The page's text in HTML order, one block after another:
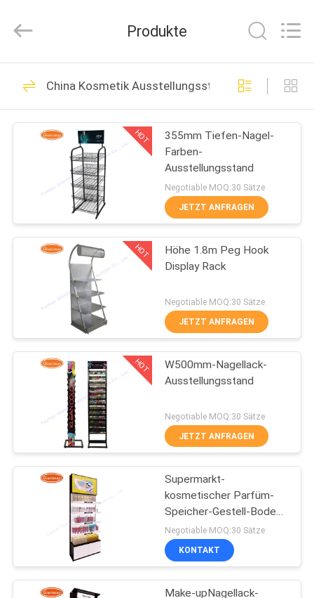
HAUS
PRODUKTE
FABRIK-
AUSFLUG
QUALITÄTSKONTROLLE
TRETEN
VERBINDUNG
NACHRICHTEN
fsgiantmay.com.
Reserved.
Pegboard-
Ausstellungsstand
105
Slatwall-
Ausstellungsstand
25
Draht Mesh Display
Stand
Draht-Korb-
Ausstellungsstand
Produkte
China Kosmetik Ausstellungsstand
HOT
355mm Tiefen-Nagel-
Farben-
Ausstellungsstand
Negotiable MOQ:30 Sätze
JETZT ANFRAGEN
HOT
Höhe 1.8m Peg Hook
Display Rack
Negotiable MOQ:30 Sätze
JETZT ANFRAGEN
HOT
W500mm-Nagellack-
Ausstellungsstand
Negotiable MOQ:30 Sätze
JETZT ANFRAGEN
Supermarkt-
kosmetischer Parfüm-
Speicher-Gestell-Boden,
der
W930*D330*H2430mm
steht
Negotiable MOQ:30 Sätze
KONTAKT
Make-upNagellack-